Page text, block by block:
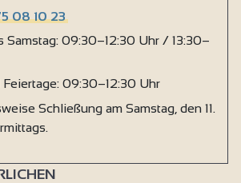
08 10 23
Samstag: 09:30–12:30 Uhr / 13:30–
09:30–12:30 Uhr
Schließung am Samstag, den 11.